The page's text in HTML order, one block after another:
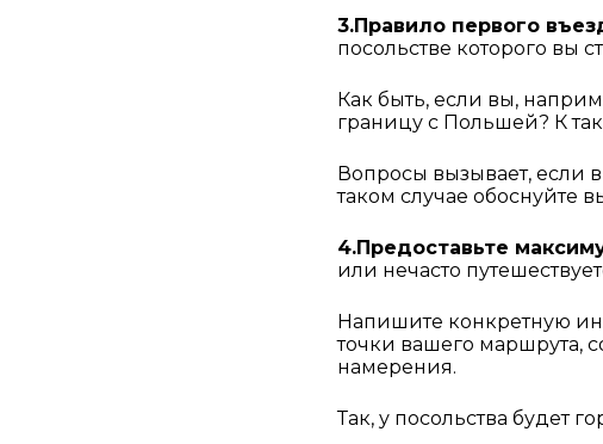
3.Правило первого
посольстве которого вы
Как быть, если вы,
границу с Польшей? К
Вопросы вызывает, если
таком случае обоснуйте
4.Предоставьте
или нечасто
Напишите конкретную
точки вашего маршрута,
намерения.
Так, у посольства будет